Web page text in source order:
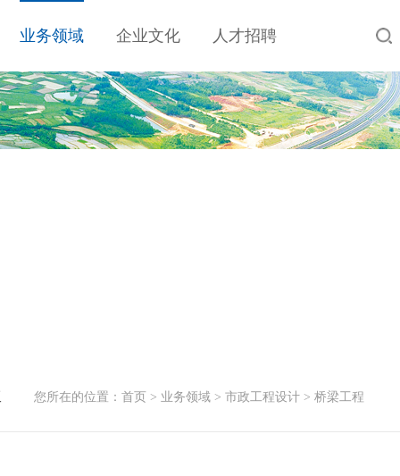
业务领域 企业文化 人才招聘
您所在的位置： 首页 > 业务领域> 市政工程设计> 桥梁工程